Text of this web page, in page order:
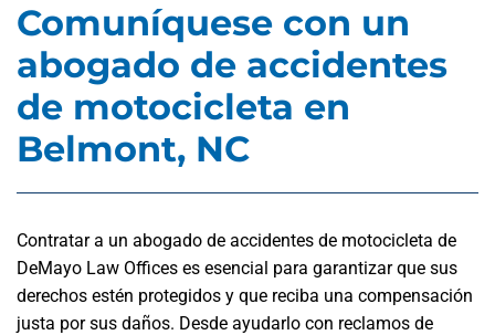
Comuníquese con un
abogado de accidentes
de motocicleta en
Belmont, NC
Contratar a un abogado de accidentes de motocicleta de
DeMayo Law Offices es esencial para garantizar que sus
derechos estén protegidos y que reciba una compensación
justa por sus daños. Desde ayudarlo con reclamos de